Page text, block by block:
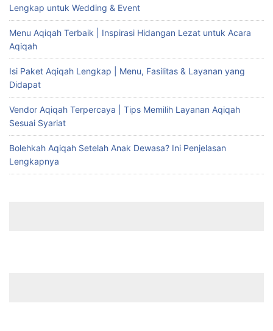
Lengkap untuk Wedding & Event
Menu Aqiqah Terbaik | Inspirasi Hidangan Lezat untuk Acara
Aqiqah
Isi Paket Aqiqah Lengkap | Menu, Fasilitas & Layanan yang
Didapat
Vendor Aqiqah Terpercaya | Tips Memilih Layanan Aqiqah
Sesuai Syariat
Bolehkah Aqiqah Setelah Anak Dewasa? Ini Penjelasan
Lengkapnya